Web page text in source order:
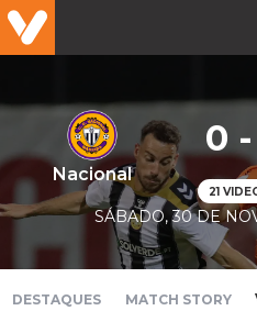
Nacional
0
21
SÁBADO, 30 DE
DESTAQUES MATCH STORY